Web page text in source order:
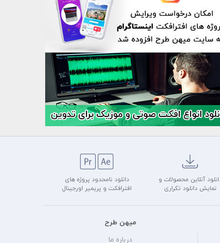
آنلاین محصولات و
نمایش دانلود تکراری
دانلود نامحدود پروژه های
افترافکت و پریمیر اورجینال
میهن طرح
درباره ما